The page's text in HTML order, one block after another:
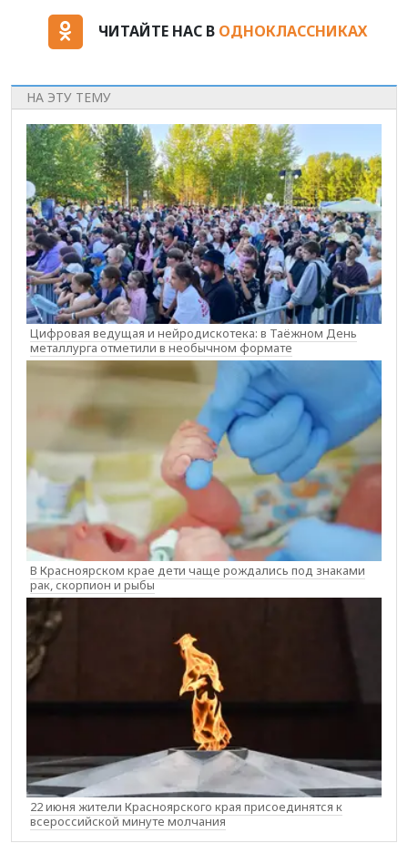
ЧИТАЙТЕ НАС В ОДНОКЛАССНИКАХ
НА ЭТУ ТЕМУ
Цифровая ведущая и нейродискотека: в Таёжном День
металлурга отметили в необычном формате
В Красноярском крае дети чаще рождались под знаками
рак, скорпион и рыбы
22 июня жители Красноярского края присоединятся к
всероссийской минуте молчания